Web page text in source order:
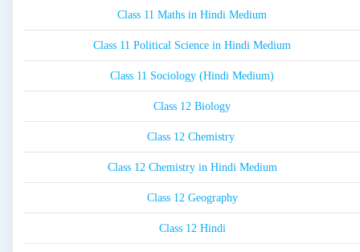
Class 11 Maths in Hindi Medium
Class 11 Political Science in Hindi Medium
Class 11 Sociology (Hindi Medium)
Class 12 Biology
Class 12 Chemistry
Class 12 Chemistry in Hindi Medium
Class 12 Geography
Class 12 Hindi